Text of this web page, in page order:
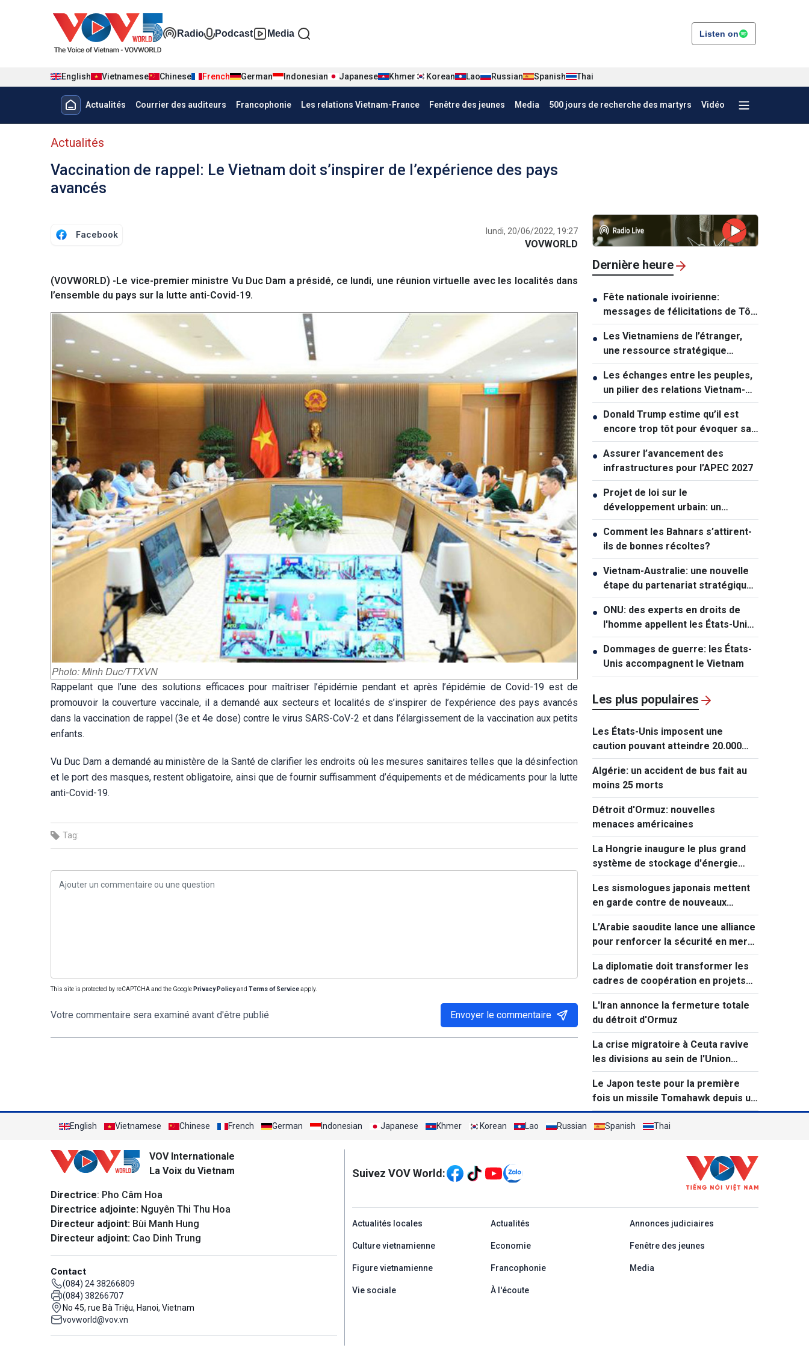
Đa phương tiện tiếng Pháp
Radio Podcast Media Listen on
English Vietnamese Chinese French German Indonesian Japanese Khmer Korean Lao Russian Spanish Thai
Menu trang chủ tiếng Pháp
Actualités Courrier des auditeurs Francophonie Les relations Vietnam-France Fenêtre des jeunes Media 500 jours de recherche des martyrs Vidéo
menu phụ tiếng Pháp
Actualités
Vaccination de rappel: Le Vietnam doit s’inspirer de l’expérience des pays
avancés
Facebook lundi, 20/06/2022, 19:27
VOVWORLD
(VOVWORLD) -Le vice-premier ministre Vu Duc Dam a présidé, ce lundi, une réunion virtuelle avec les localités dans
l’ensemble du pays sur la lutte anti-Covid-19.
Photo: Minh Duc/TTXVN
Rappelant que l’une des solutions efficaces pour maîtriser l’épidémie pendant et après l’épidémie de Covid-19 est de
promouvoir la couverture vaccinale, il a demandé aux secteurs et localités de s’inspirer de l’expérience des pays avancés
dans la vaccination de rappel (3e et 4e dose) contre le virus SARS-CoV-2 et dans l’élargissement de la vaccination aux petits
enfants.
Vu Duc Dam a demandé au ministère de la Santé de clarifier les endroits où les mesures sanitaires telles que la désinfection
et le port des masques, restent obligatoire, ainsi que de fournir suffisamment d’équipements et de médicaments pour la lutte
anti-Covid-19.
Tag:
This site is protected by reCAPTCHA and the Google Privacy Policyand Terms of Serviceapply.
Votre commentaire sera examiné avant d'être publié Envoyer le commentaire
Dernière heure
● Fête nationale ivoirienne:
messages de félicitations de Tô
Lâm et de Lê Hoài Trung
● Les Vietnamiens de l’étranger,
une ressource stratégique
majeure contribuant au
renforcement de la puissance
nationale
● Les échanges entre les peuples,
un pilier des relations Vietnam-
Australie
● Donald Trump estime qu’il est
encore trop tôt pour évoquer sa
succession politique
● Assurer l’avancement des
infrastructures pour l’APEC 2027
● Projet de loi sur le
développement urbain: un
mécanisme exceptionnel pour Hô
Chi Minh-ville
● Comment les Bahnars s’attirent-
ils de bonnes récoltes?
● Vietnam-Australie: une nouvelle
étape du partenariat stratégique
global
● ONU: des experts en droits de
l'homme appellent les États-Unis
à lever les sanctions contre Cuba
● Dommages de guerre: les États-
Unis accompagnent le Vietnam
Les plus populaires
Les États-Unis imposent une
caution pouvant atteindre 20.000
dollars pour les demandes de visa
de ressortissants de 50 pays
Algérie: un accident de bus fait au
moins 25 morts
Détroit d'Ormuz: nouvelles
menaces américaines
La Hongrie inaugure le plus grand
système de stockage d'énergie
d'Europe centrale
Les sismologues japonais mettent
en garde contre de nouveaux
séismes majeurs après celui de
Kumamoto
L’Arabie saoudite lance une alliance
pour renforcer la sécurité en mer
Rouge
La diplomatie doit transformer les
cadres de coopération en projets
concrets
L'Iran annonce la fermeture totale
du détroit d'Ormuz
La crise migratoire à Ceuta ravive
les divisions au sein de l'Union
européenne
Le Japon teste pour la première
fois un missile Tomahawk depuis un
destroyer
English Vietnamese Chinese French German Indonesian Japanese Khmer Korean Lao Russian Spanish Thai
VOV Internationale
La Voix du Vietnam
Directrice: Pho Câm Hoa
Directrice adjointe: Nguyên Thi Thu Hoa
Directeur adjoint: Bùi Manh Hung
Directeur adjoint: Cao Dinh Trung
Contact
(084) 24 38266809
(084) 38266707
No 45, rue Bà Triệu, Hanoi, Vietnam
vovworld@vov.vn
Mạng xã hội
Suivez VOV World:
menu footer tiếng Pháp
Actualités locales Actualités Annonces judiciaires
Culture vietnamienne Economie Fenêtre des jeunes
Figure vietnamienne Francophonie Media
Vie sociale À l'écoute